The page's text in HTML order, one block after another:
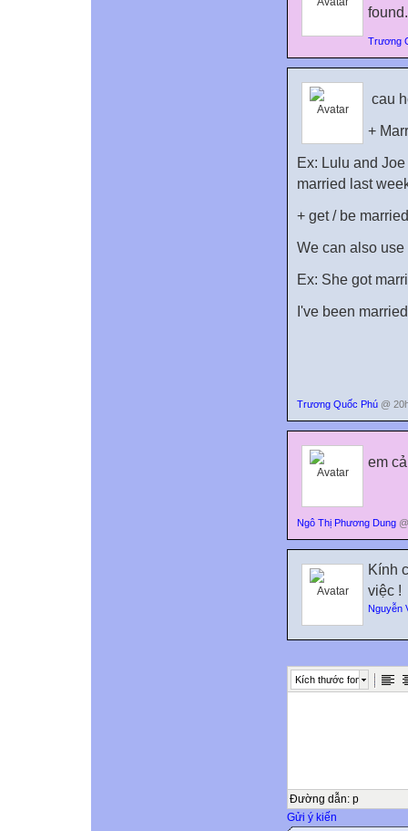
found.
Trương
cau
+
Ex: Lulu and
married last
+ get / be
We can also
Ex: She got
I've been
Trương Quốc Phú @
em
Ngô Thị Phương Dung
Kính
việc !
Nguyễn
Kích thước font
Đường dẫn: p
Gửi ý kiến